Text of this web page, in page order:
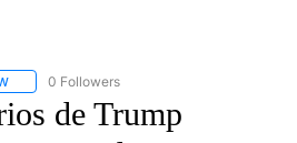
FOLLOW "CNN-SPANISH" TO RECEIVE
0 Followers
de Trump